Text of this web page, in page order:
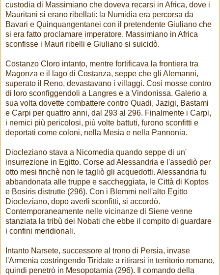
custodia di Massimiano che doveva recarsi in Africa, dove i
Mauritani si erano ribellati: la Numidia era percorsa da
Bavari e Quinquangentanei con il pretendente Giuliano che
si era fatto proclamare imperatore. Massimiano in Africa
sconfisse i Mauri ribelli e Giuliano si suicidò.
Costanzo Cloro intanto, mentre fortificava la frontiera tra
Magonza e il lago di Costanza, seppe che gli Alemanni,
superato il Reno, devastavano i villaggi. Così mosse contro
di loro sconfiggendoli a Langres e a Vindonissa. Galerio a
sua volta dovette combattere contro Quadi, Jazigi, Bastami
e Carpi per quattro anni, dal 293 al 296. Finalmente i Carpi,
i nemici più pericolosi, più volte battuti, furono sconfitti e
deportati come coloni, nella Mesia e nella Pannonia.
Diocleziano stava a Nicomedia quando seppe di un'
insurrezione in Egitto. Corse ad Alessandria e l'assediò per
otto mesi finchè non le tagliò gli acquedotti. Alessandria fu
abbandonata alle truppe e saccheggiata, le Città di Koptos
e Bosiris distrutte (296). Con i Blemmi nell'alto Egitto
Diocleziano, dopo averli sconfitti, si accordò.
Contemporaneamente nelle vicinanze di Siene venne
stanziata la tribù dei Nobati che ebbe il compito di guardare
i confini meridionali.
Intanto Narsete, successore al trono di Persia, invase
l'Armenia costringendo Tiridate a ritirarsi in territorio romano,
quindi penetrò in Mesopotamia (296). Il comando della